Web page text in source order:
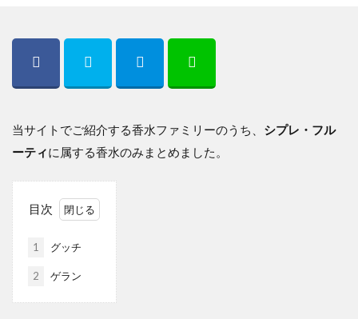
当サイトでご紹介する香水ファミリーのうち、 シプレ・フル
ーティに属する香水のみまとめました。
目次
1 グッチ
2 ゲラン